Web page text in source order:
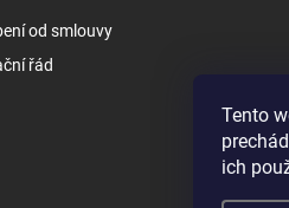
Tento
ich
od smlouvy
řád